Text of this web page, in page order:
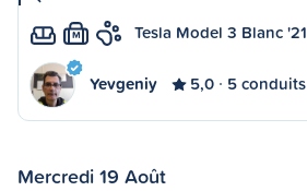
M Tesla Model 3 Blanc '21
Yevgeniy 5,0 5 conduits
Mercredi 19 Août